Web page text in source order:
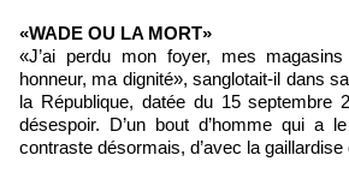
«WADE OU LA MORT»
«J’ai perdu mon foyer, mes
honneur, ma dignité», sanglotait-il dans
la République, datée du 15 septembre
désespoir. D’un bout d’homme qui a
contraste désormais, d’avec la gaillardise